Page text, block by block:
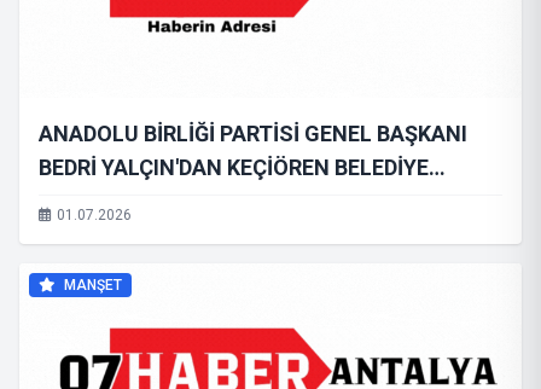
ANADOLU BİRLİĞİ PARTİSİ GENEL BAŞKANI
BEDRİ YALÇIN'DAN KEÇİÖREN BELEDİYE
BAŞKANI MESUT ÖZARSLAN'A ZİYARET
01.07.2026
MANŞET